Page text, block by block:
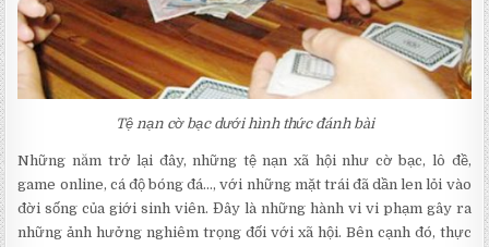
Tệ nạn cờ bạc dưới hình thức đánh bài
Những năm trở lại đây, những tệ nạn xã hội như cờ bạc, lô đề,
game online, cá độ bóng đá…, với những mặt trái đã dần len lỏi vào
đời sống của giới sinh viên. Đây là những hành vi vi phạm gây ra
những ảnh hưởng nghiêm trọng đối với xã hội. Bên cạnh đó, thực